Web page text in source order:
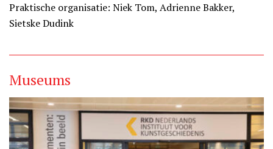
Praktische organisatie: Niek Tom, Adrienne Bakker,
Sietske Dudink
Museums